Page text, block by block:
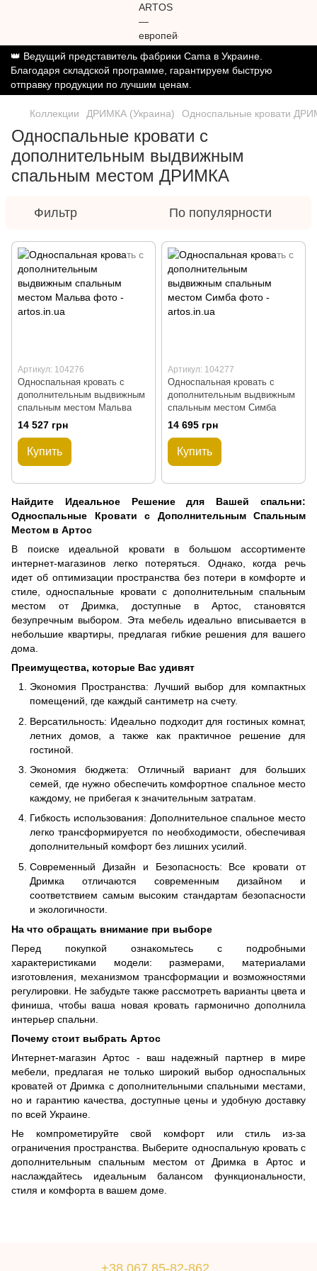
👑 Ведущий представитель фабрики Cama в Украине.
Благодаря складской программе, гарантируем быструю
отправку продукции по лучшим ценам.
Коллекции ДРИМКА (Украина) Односпальные кровати
Односпальные кровати с
дополнительным выдвижным
спальным местом ДРИМКА
Фильтр По популярности
Артикул: 104276
Односпальная кровать с
дополнительным выдвижным
спальным местом Мальва
14 527 грн
Купить
Артикул: 104277
Односпальная кровать с
дополнительным выдвижным
спальным местом Симба
14 695 грн
Купить
Найдите Идеальное Решение для Вашей спальни:
Односпальные Кровати с Дополнительным Спальным
Местом в Артос
В поиске идеальной кровати в большом ассортименте
интернет-магазинов легко потеряться. Однако, когда речь
идет об оптимизации пространства без потери в комфорте и
стиле, односпальные кровати с дополнительным спальным
местом от Дримка, доступные в Артос, становятся
безупречным выбором. Эта мебель идеально вписывается в
небольшие квартиры, предлагая гибкие решения для вашего
дома.
Преимущества, которые Вас удивят
Экономия Пространства: Лучший выбор для компактных
помещений, где каждый сантиметр на счету.
Версатильность: Идеально подходит для гостиных комнат,
летних домов, а также как практичное решение для
гостиной.
Экономия бюджета: Отличный вариант для больших
семей, где нужно обеспечить комфортное спальное место
каждому, не прибегая к значительным затратам.
Гибкость использования: Дополнительное спальное место
легко трансформируется по необходимости, обеспечивая
дополнительный комфорт без лишних усилий.
Современный Дизайн и Безопасность: Все кровати от
Дримка отличаются современным дизайном и
соответствием самым высоким стандартам безопасности
и экологичности.
На что обращать внимание при выборе
Перед покупкой ознакомьтесь с подробными
характеристиками модели: размерами, материалами
изготовления, механизмом трансформации и возможностями
регулировки. Не забудьте также рассмотреть варианты цвета и
финиша, чтобы ваша новая кровать гармонично дополнила
интерьер спальни.
Почему стоит выбрать Артос
Интернет-магазин Артос - ваш надежный партнер в мире
мебели, предлагая не только широкий выбор односпальных
кроватей от Дримка с дополнительными спальными местами,
но и гарантию качества, доступные цены и удобную доставку
по всей Украине.
Не компрометируйте свой комфорт или стиль из-за
ограничения пространства. Выберите односпальную кровать с
дополнительным спальным местом от Дримка в Артос и
наслаждайтесь идеальным балансом функциональности,
стиля и комфорта в вашем доме.